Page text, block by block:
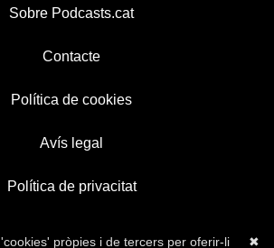
Sobre Podcasts.cat
Contacte
Política de cookies
Avís legal
Política de privacitat
✖
pròpies i de tercers per oferir-li